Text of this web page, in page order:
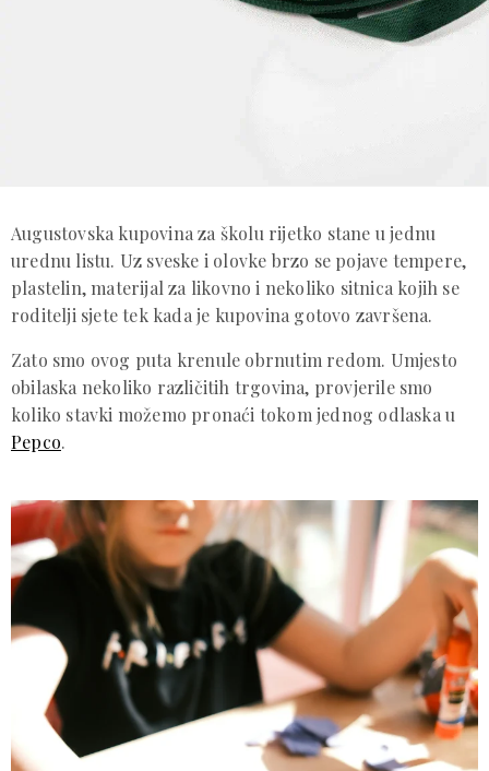
Augustovska kupovina za školu rijetko stane u jednu
urednu listu. Uz sveske i olovke brzo se pojave tempere,
plastelin, materijal za likovno i nekoliko sitnica kojih se
roditelji sjete tek kada je kupovina gotovo završena.
Zato smo ovog puta krenule obrnutim redom. Umjesto
obilaska nekoliko različitih trgovina, provjerile smo
koliko stavki možemo pronaći tokom jednog odlaska u
Pepco.